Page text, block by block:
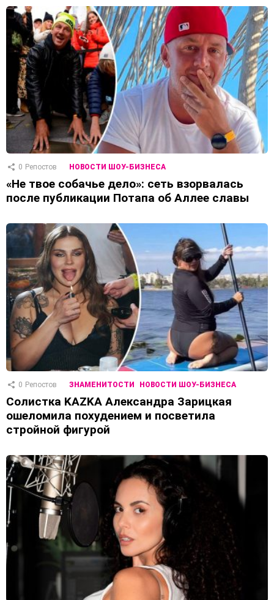
0 Репостов НОВОСТИ ШОУ-БИЗНЕСА
«Не твое собачье дело»: сеть взорвалась
после публикации Потапа об Аллее славы
0 Репостов ЗНАМЕНИТОСТИ НОВОСТИ ШОУ-БИЗНЕСА
Солистка KAZKA Александра Зарицкая
ошеломила похудением и посветила
стройной фигурой